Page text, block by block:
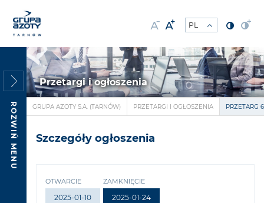
ROZWIŃ MENU
Przetargi i ogłoszenia
GRUPA AZOTY S.A. (TARNÓW) PRZETARGI I OGŁOSZENIA PRZETARG
Szczegóły ogłoszenia
OTWARCIE
2025-01-10
ZAMKNIĘCIE
2025-01-24